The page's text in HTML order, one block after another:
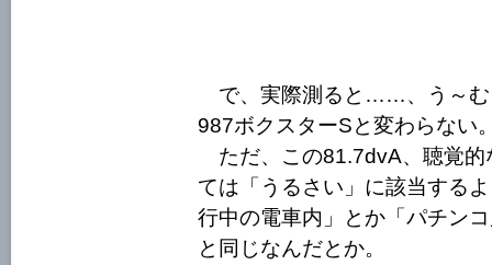
で、実際測ると……、う～む
987ボクスターSと変わらない
ただ、この81.7dvA、聴覚的
ては「うるさい」に該当する
行中の電車内」とか「パチン
と同じなんだとか。